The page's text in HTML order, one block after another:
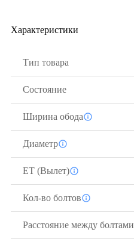
Характеристики
Тип товара
Состояние
Ширина обода
Диаметр
ЕТ (Вылет)
Кол-во болтов
Расстояние между болтами